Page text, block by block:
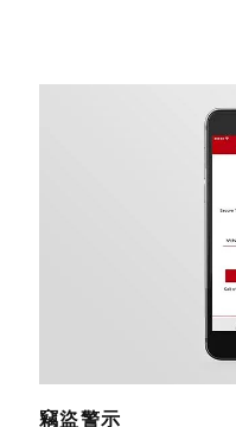
竊盜警示